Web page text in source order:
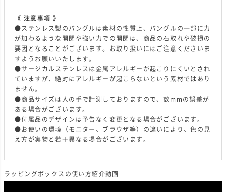
《 注意事項 》
●ステンレス製のバングルは素材の性質上、バングルの一部に力
が加わるような開閉や強い力での開閉は、商品の石取れや破損の
要因となることがございます。お取り扱いにはご注意くださいま
すようお願いいたします。
●サージカルステンレスは金属アレルギーが起こりにくいとされ
ていますが、絶対にアレルギーが起こらないという素材ではあり
ません。
●商品サイズは人の手で計測しておりますので、数mmの誤差が
ある場合がございます。
●付属品のデザインは予告なく変更となる場合がございます。
●お使いの環境（モニター、ブラウザ等）の違いにより、色の見
え方が実物と若干異なる場合がございます。
ラッピングボックスの使い方紹介動画